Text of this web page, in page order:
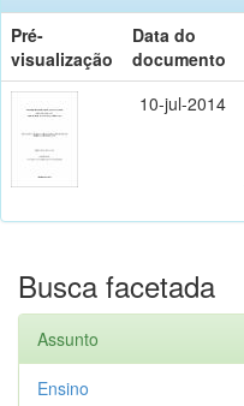
Pré-
visualização
Data do
documento
10-jul-2014
Busca facetada
Assunto
Ensino